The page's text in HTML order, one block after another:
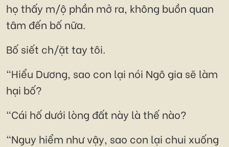
họ thấy m/ộ phần mở ra, không buồn quan
tâm đến bố nữa.
Bố siết ch/ặt tay tôi.
“Hiểu Dương, sao con lại nói Ngô gia sẽ làm
hại bố?
“Cái hố dưới lòng đất này là thế nào?
“Nguy hiểm như vậy, sao con lại chui xuống